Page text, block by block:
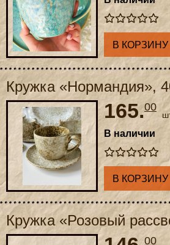
В КОРЗИНУ
Кружка «Нормандия»,
165.00
В наличии
В КОРЗИНУ
Кружка «Розовый
00